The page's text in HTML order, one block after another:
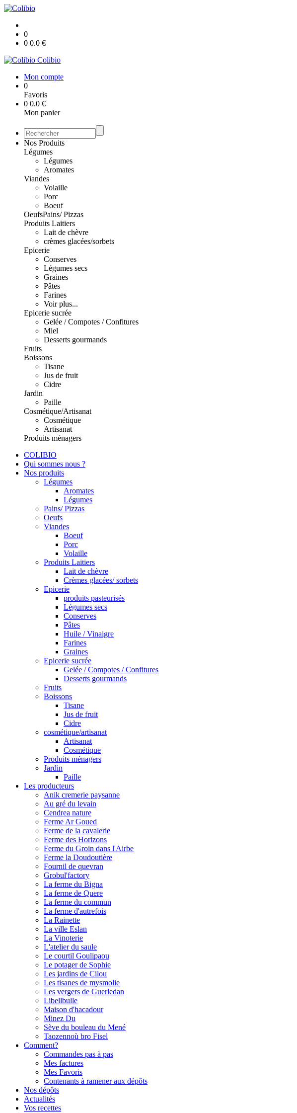
0
0 0.0 €
Colibio
Mon compte
0
Favoris
0 0.0 €
Mon panier
Nos Produits
Légumes
Légumes
Aromates
Viandes
Volaille
Porc
Boeuf
OeufsPains/ Pizzas
Produits Laitiers
Lait de chèvre
crèmes glacées/sorbets
Epicerie
Conserves
Légumes secs
Graines
Pâtes
Farines
Voir plus...
Epicerie sucrée
Gelée / Compotes / Confitures
Miel
Desserts gourmands
Fruits
Boissons
Tisane
Jus de fruit
Cidre
Jardin
Paille
Cosmétique/Artisanat
Cosmétique
Artisanat
Produits ménagers
COLIBIO
Qui sommes nous ?
Nos produits
Légumes
Aromates
Légumes
Pains/ Pizzas
Oeufs
Viandes
Boeuf
Porc
Volaille
Produits Laitiers
Lait de chèvre
Crèmes glacées/ sorbets
Epicerie
produits pasteurisés
Légumes secs
Conserves
Pâtes
Huile / Vinaigre
Farines
Graines
Epicerie sucrée
Gelée / Compotes / Confitures
Desserts gourmands
Fruits
Boissons
Tisane
Jus de fruit
Cidre
cosmétique/artisanat
Artisanat
Cosmétique
Produits ménagers
Jardin
Paille
Les producteurs
Anik cremerie paysanne
Au gré du levain
Cendrea nature
Ferme Ar Goued
Ferme de la cavalerie
Ferme des Horizons
Ferme du Groin dans l'Airbe
Ferme la Doudoutière
Fournil de quevran
Grobul'factory
La ferme du Bigna
La ferme de Quere
La ferme du commun
La ferme d'autrefois
La Rainette
La ville Eslan
La Vinoterie
L'atelier du saule
Le courtil Goulipaou
Le potager de Sophie
Les jardins de Cilou
Les tisanes de mysmolie
Les vergers de Guerledan
Libellbulle
Maison d'hacadour
Minez Du
Sève du bouleau du Mené
Taozennoù bro Fisel
Comment?
Commandes pas à pas
Mes factures
Mes Favoris
Contenants à ramener aux dépôts
Nos dépôts
Actualités
Vos recettes